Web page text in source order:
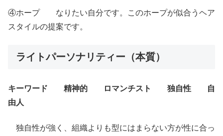
④ホープ なりたい自分です。このホープが似合うヘア
スタイルの提案です。
ライトパーソナリティー（本質）
キーワード 精神的 ロマンチスト 独自性 自
由人
独自性が強く、組織よりも型にはまらない方が性に合っ